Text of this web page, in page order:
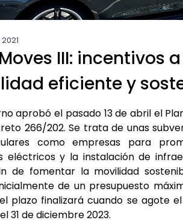
III: incentivos
eficiente y
aprobó el pasado 13 de abril el
266/202. Se trata de unas
como empresas para
eléctricos y la instalación de
de fomentar la movilidad
de un presupuesto
plazo finalizará cuando se agote
31 de diciembre 2023.